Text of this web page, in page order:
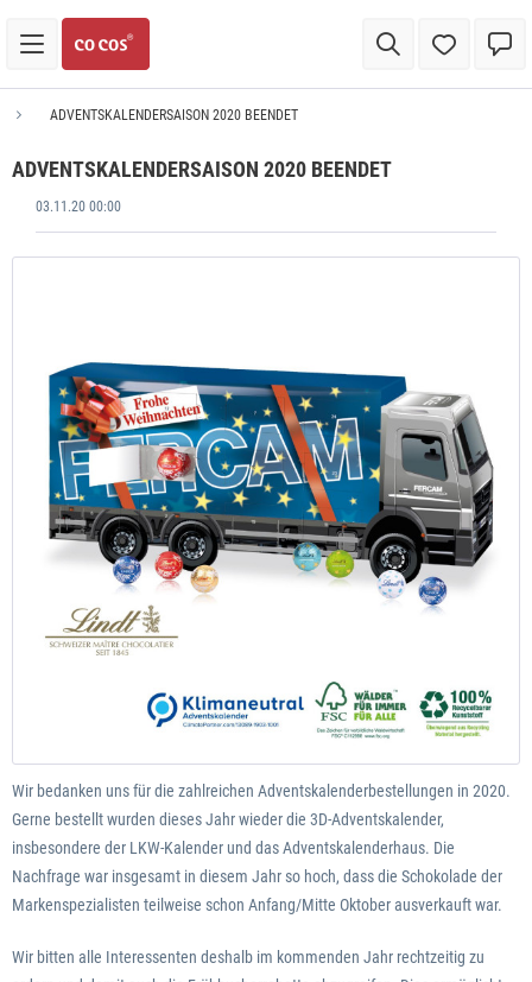
ADVENTSKALENDERSAISON 2020 BEENDET
ADVENTSKALENDERSAISON 2020 BEENDET
03.11.20 00:00
Wir bedanken uns für die zahlreichen Adventskalenderbestellungen in 2020.
Gerne bestellt wurden dieses Jahr wieder die 3D-Adventskalender,
insbesondere der LKW-Kalender und das Adventskalenderhaus. Die
Nachfrage war insgesamt in diesem Jahr so hoch, dass die Schokolade der
Markenspezialisten teilweise schon Anfang/Mitte Oktober ausverkauft war.
Wir bitten alle Interessenten deshalb im kommenden Jahr rechtzeitig zu